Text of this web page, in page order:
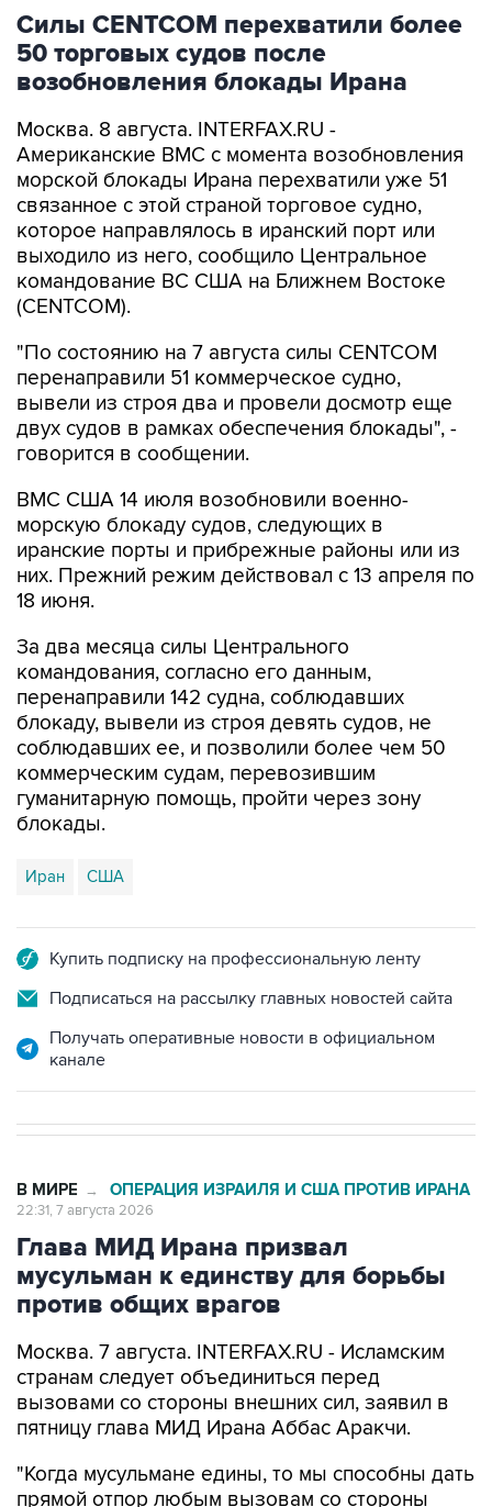
Силы CENTCOM перехватили более
50 торговых судов после
возобновления блокады Ирана
Москва. 8 августа. INTERFAX.RU -
Американские ВМС с момента возобновления
морской блокады Ирана перехватили уже 51
связанное с этой страной торговое судно,
которое направлялось в иранский порт или
выходило из него, сообщило Центральное
командование ВС США на Ближнем Востоке
(CENTCOM).
"По состоянию на 7 августа силы CENTCOM
перенаправили 51 коммерческое судно,
вывели из строя два и провели досмотр еще
двух судов в рамках обеспечения блокады", -
говорится в сообщении.
ВМС США 14 июля возобновили военно-
морскую блокаду судов, следующих в
иранские порты и прибрежные районы или из
них. Прежний режим действовал с 13 апреля по
18 июня.
За два месяца силы Центрального
командования, согласно его данным,
перенаправили 142 судна, соблюдавших
блокаду, вывели из строя девять судов, не
соблюдавших ее, и позволили более чем 50
коммерческим судам, перевозившим
гуманитарную помощь, пройти через зону
блокады.
Иран США
Купить подписку на профессиональную ленту
Подписаться на рассылку главных новостей сайта
Получать оперативные новости в официальном
канале
В МИРЕ → ОПЕРАЦИЯ ИЗРАИЛЯ И США ПРОТИВ ИРАНА
22:31, 7 августа 2026
Глава МИД Ирана призвал
мусульман к единству для борьбы
против общих врагов
Москва. 7 августа. INTERFAX.RU - Исламским
странам следует объединиться перед
вызовами со стороны внешних сил, заявил в
пятницу глава МИД Ирана Аббас Аракчи.
"Когда мусульмане едины, то мы способны дать
прямой отпор любым вызовам со стороны